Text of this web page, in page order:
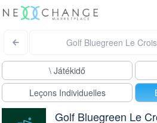
Golf Bluegreen Le
\ Játékidő
Leçons Individuelles
Golf Bluegreen Le